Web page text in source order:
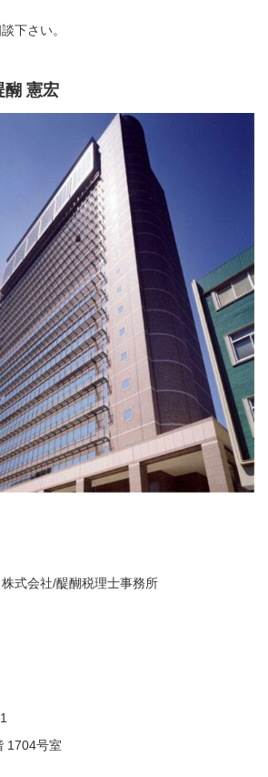
下さい。
憲宏
式会社/醍醐税理士事務所
1704号室